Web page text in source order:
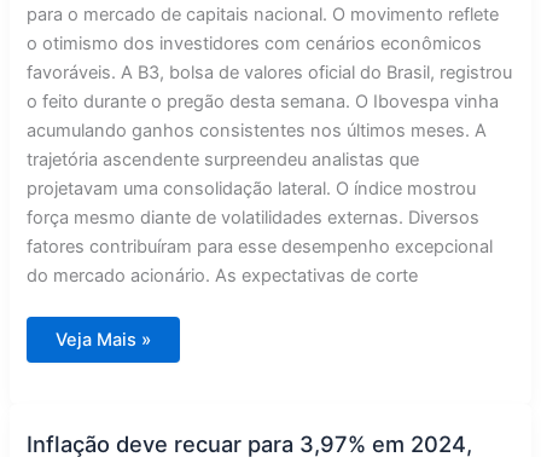
para o mercado de capitais nacional. O movimento reflete
o otimismo dos investidores com cenários econômicos
favoráveis. A B3, bolsa de valores oficial do Brasil, registrou
o feito durante o pregão desta semana. O Ibovespa vinha
acumulando ganhos consistentes nos últimos meses. A
trajetória ascendente surpreendeu analistas que
projetavam uma consolidação lateral. O índice mostrou
força mesmo diante de volatilidades externas. Diversos
fatores contribuíram para esse desempenho excepcional
do mercado acionário. As expectativas de corte
Bolsa
brasileira
190
Veja Mais »
Inflação deve recuar para 3,97% em 2024,